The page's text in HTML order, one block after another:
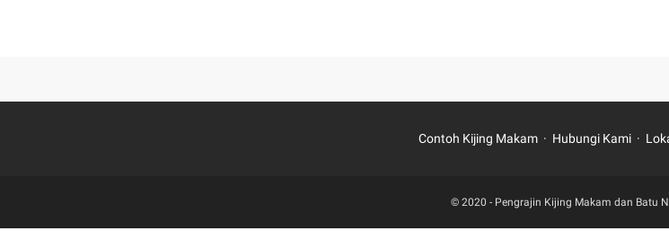
Contoh Kijing Makam Hubungi Kami
© 2020 - Pengrajin Kijing Makam dan Batu